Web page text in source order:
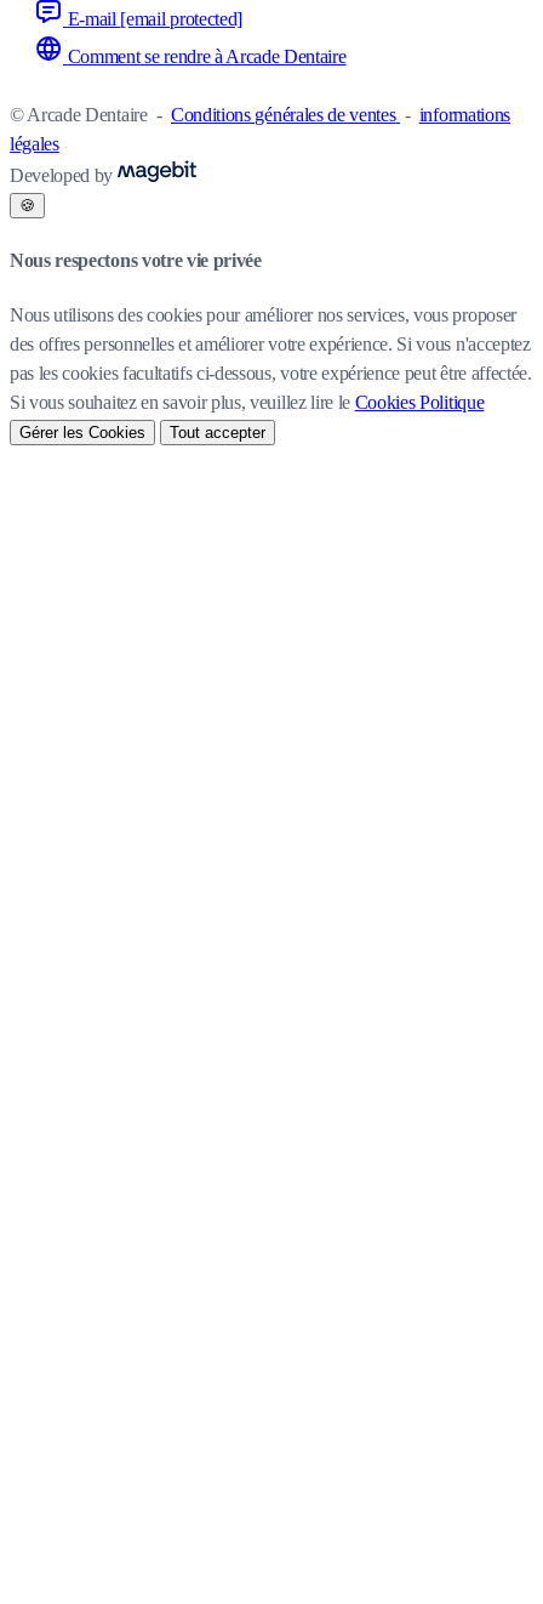
E-mail [email protected]
Comment se rendre à Arcade Dentaire
© Arcade Dentaire - Conditions générales de ventes - informations
légales
Developed by
🍪
Nous respectons votre vie privée
Nous utilisons des cookies pour améliorer nos services, vous proposer
des offres personnelles et améliorer votre expérience. Si vous n'acceptez
pas les cookies facultatifs ci-dessous, votre expérience peut être affectée.
Si vous souhaitez en savoir plus, veuillez lire le Cookies Politique
Gérer les Cookies Tout accepter